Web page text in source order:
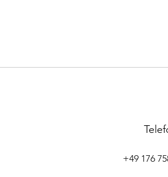
+49 176